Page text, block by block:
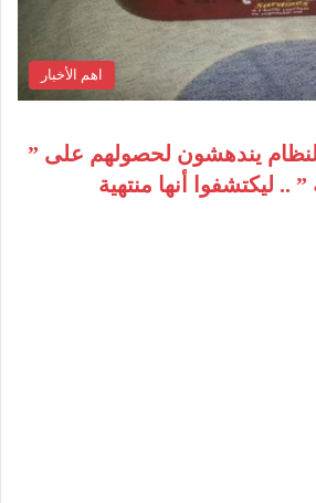
اهم الأخبار
يندهشون لحصولهم على ”
.. ليكتشفوا أنها منتهية